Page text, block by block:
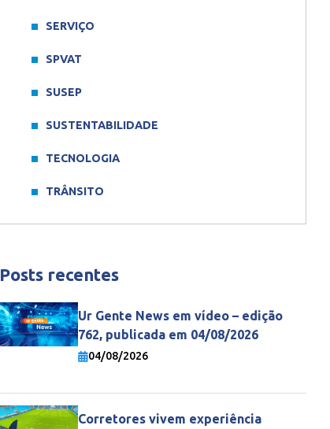
SERVIÇO
SPVAT
SUSEP
SUSTENTABILIDADE
TECNOLOGIA
TRÂNSITO
Posts recentes
Ur Gente News em vídeo – edição
762, publicada em 04/08/2026
04/08/2026
Corretores vivem experiência